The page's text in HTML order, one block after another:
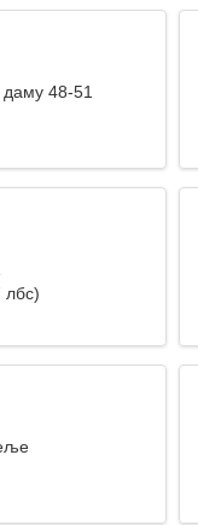
48-51
лбс)